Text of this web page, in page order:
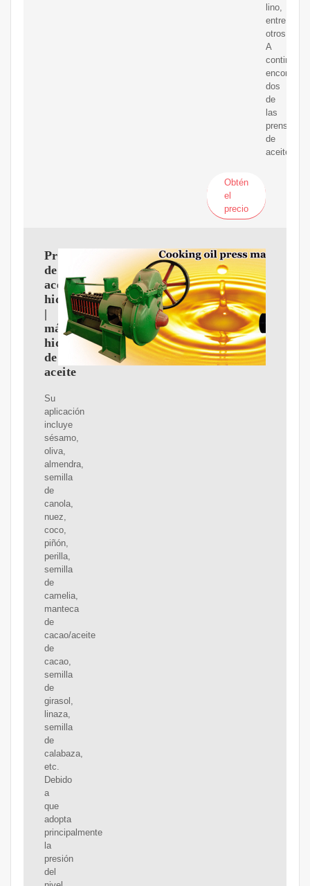
lino,
entre
otros.
A
encontrará
dos
de
las
prensas
de
aceite
Obtén
el
precio
Prensa
de
aceite
hidráulica
|
máquina
hidráulica
de
aceite
Su
aplicación
incluye
sésamo,
oliva,
almendra,
semilla
de
canola,
nuez,
coco,
piñón,
perilla,
semilla
de
camelia,
manteca
de
cacao/aceite
de
cacao,
semilla
de
girasol,
linaza,
semilla
de
calabaza,
etc.
Debido
a
que
adopta
principalmente
la
presión
del